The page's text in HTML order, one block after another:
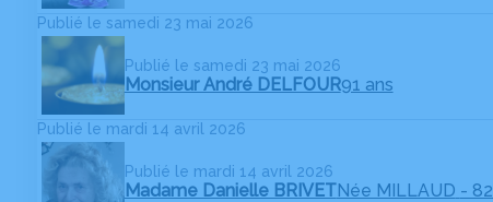
Publié le samedi 23 mai 2026
Publié le samedi 23 mai 2026
Monsieur André DELFOUR91 ans
Publié le mardi 14 avril 2026
Publié le mardi 14 avril 2026
Madame Danielle BRIVETNée MILLAUD -